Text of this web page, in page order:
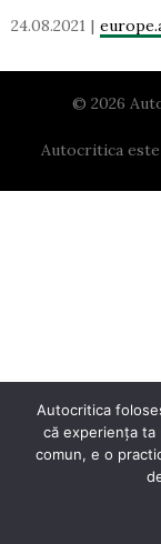
24.08.2021
© 2026
Autocritica
Autocritica
că experiența
comun, e o